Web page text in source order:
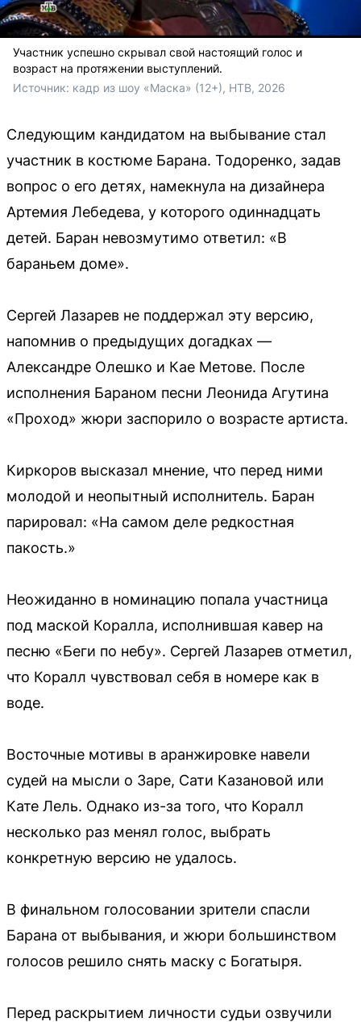
Участник успешно скрывал свой настоящий голос и
возраст на протяжении выступлений.
Источник: кадр из шоу «Маска» (12+), НТВ, 2026
Следующим кандидатом на выбывание стал
участник в костюме Барана. Тодоренко, задав
вопрос о его детях, намекнула на дизайнера
Артемия Лебедева, у которого одиннадцать
детей. Баран невозмутимо ответил: «В
бараньем доме».
Сергей Лазарев не поддержал эту версию,
напомнив о предыдущих догадках —
Александре Олешко и Кае Метове. После
исполнения Бараном песни Леонида Агутина
«Проход» жюри заспорило о возрасте артиста.
Киркоров высказал мнение, что перед ними
молодой и неопытный исполнитель. Баран
парировал: «На самом деле редкостная
пакость.»
Неожиданно в номинацию попала участница
под маской Коралла, исполнившая кавер на
песню «Беги по небу». Сергей Лазарев отметил,
что Коралл чувствовал себя в номере как в
воде.
Восточные мотивы в аранжировке навели
судей на мысли о Заре, Сати Казановой или
Кате Лель. Однако из-за того, что Коралл
несколько раз менял голос, выбрать
конкретную версию не удалось.
В финальном голосовании зрители спасли
Барана от выбывания, и жюри большинством
голосов решило снять маску с Богатыря.
Перед раскрытием личности судьи озвучили